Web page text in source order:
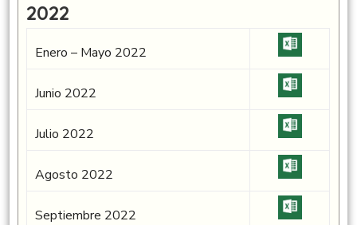
2022
Enero – Mayo 2022
Junio 2022
Julio 2022
Agosto 2022
Septiembre 2022